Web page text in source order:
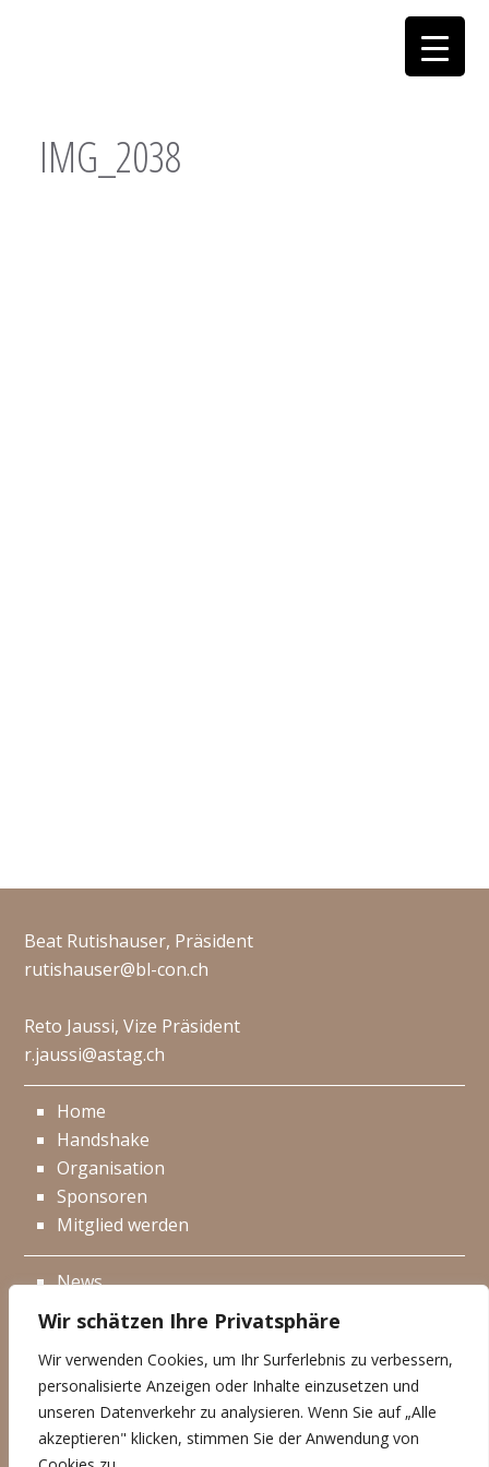
Wir schätzen Ihre Privatsphäre
Wir verwenden Cookies, um Ihr Surferlebnis zu verbessern,
personalisierte Anzeigen oder Inhalte einzusetzen und
unseren Datenverkehr zu analysieren. Wenn Sie auf „Alle
akzeptieren" klicken, stimmen Sie der Anwendung von
IMG_2038
Beat Rutishauser, Präsident
rutishauser@bl-con.ch
Reto Jaussi, Vize Präsident
r.jaussi@astag.ch
Home
Handshake
Organisation
Sponsoren
Mitglied werden
News
Events
Kontakt
Impressum
Datenschutzerklärung